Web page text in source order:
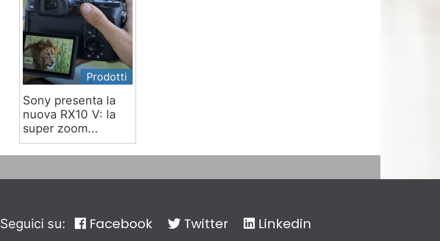
Prodotti
Sony presenta la
nuova RX10 V: la
super zoom...
Seguici su: Facebook Twitter Linkedin